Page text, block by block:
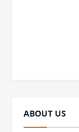
ABOUT US